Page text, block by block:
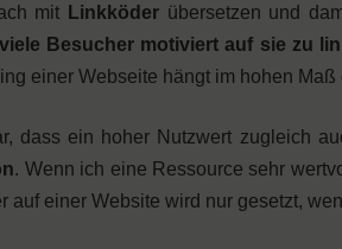
mit Linkköder übersetzen und
Besucher motiviert auf sie zu
einer Webseite hängt im hohen
dass ein hoher Nutzwert zugleich
. Wenn ich eine Ressource sehr
auf einer Website wird nur gesetzt,